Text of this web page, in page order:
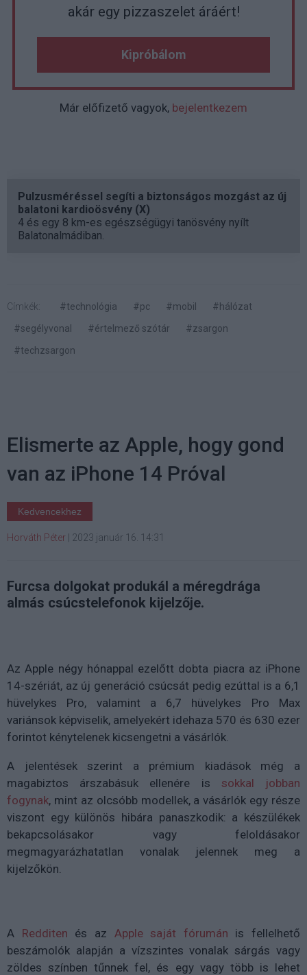
akár egy pizzaszelet áráért!
Kipróbálom
Már előfizető vagyok, bejelentkezem
Pulzusméréssel segíti a biztonságos mozgást az új
balatoni kardioösvény (X)
4 és egy 8 km-es egészségügyi tanösvény nyílt
Balatonalmádiban.
Címkék: #technológia #pc #mobil
#hálózat
#segélyvonal
#értelmező szótár
#zsargon
#techzsargon
Elismerte az Apple, hogy gond
van az iPhone 14 Próval
Kedvencekhez
Horváth Péter 2023 január 16. 14:31
Furcsa dolgokat produkál a méregdrága
almás csúcstelefonok kijelzője.
Az Apple négy hónappal ezelőtt dobta piacra az iPhone
14-szériát, az új generáció csúcsát pedig ezúttal is a 6,1
hüvelykes Pro, valamint a 6,7 hüvelykes Pro Max
variánsok képviselik, amelyekért idehaza 570 és 630 ezer
forintot kénytelenek kicsengetni a vásárlók.
A jelentések szerint a prémium kiadások még a
magabiztos árszabásuk ellenére is sokkal jobban
fogynak, mint az olcsóbb modellek, a vásárlók egy része
viszont egy különös hibára panaszkodik: a készülékek
bekapcsolásakor vagy feloldásakor
megmagyarázhatatlan vonalak jelennek meg a
kijelzőkön.
A Redditen és az Apple saját fórumán is fellelhető
beszámolók alapján a vízszintes vonalak sárgás vagy
zöldes színben tűnnek fel, és egy vagy több is lehet